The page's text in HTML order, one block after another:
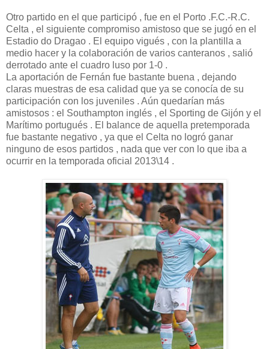
Otro partido en el que participó , fue en el Porto .F.C.-R.C.
Celta , el siguiente compromiso amistoso que se jugó en el
Estadio do Dragao . El equipo vigués , con la plantilla a
medio hacer y la colaboración de varios canteranos , salió
derrotado ante el cuadro luso por 1-0 .
La aportación de Fernán fue bastante buena , dejando
claras muestras de esa calidad que ya se conocía de su
participación con los juveniles . Aún quedarían más
amistosos : el Southampton inglés , el Sporting de Gijón y el
Marítimo portugués . El balance de aquella pretemporada
fue bastante negativo , ya que el Celta no logró ganar
ninguno de esos partidos , nada que ver con lo que iba a
ocurrir en la temporada oficial 2013\14 .